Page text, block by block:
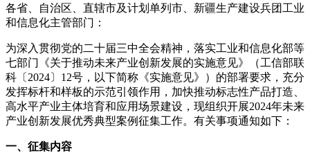
各省、自治区、直辖市及计划单列市、新疆生产建设兵团工业
和信息化主管部门：
为深入贯彻党的二十届三中全会精神，落实工业和信息化部等
七部门《关于推动未来产业创新发展的实施意见》（工信部联
科〔2024〕12号，以下简称《实施意见》）的部署要求，充分
发挥标杆和样板的示范引领作用，加快推动标志性产品打造、
高水平产业主体培育和应用场景建设，现组织开展2024年未来
产业创新发展优秀典型案例征集工作。有关事项通知如下：
一、征集内容